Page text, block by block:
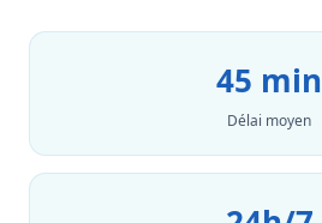
45 min
Délai moyen